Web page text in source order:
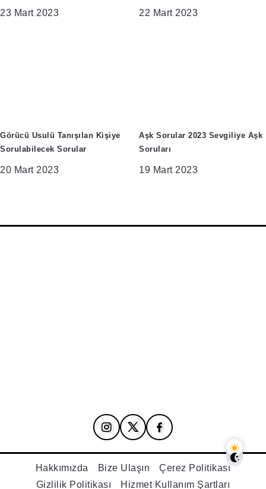
23 Mart 2023 22 Mart 2023
Görücü Usulü Tanışılan Kişiye
Sorulabilecek Sorular
20 Mart 2023
Aşk Sorular 2023 Sevgiliye Aşk
Soruları
19 Mart 2023
Hakkımızda Bize Ulaşın
Çerez Politikası
Gizlilik Politikası
Hizmet Kullanım Şartları